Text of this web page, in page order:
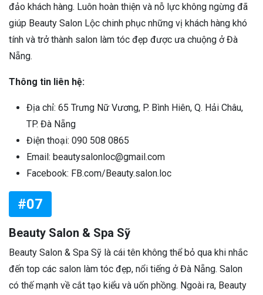
đảo khách hàng. Luôn hoàn thiện và nỗ lực không ngừng đã
giúp Beauty Salon Lộc chinh phục những vị khách hàng khó
tính và trở thành salon làm tóc đẹp được ưa chuộng ở Đà
Nẵng.
Thông tin liên hệ:
Địa chỉ: 65 Trưng Nữ Vương, P. Bình Hiên, Q. Hải Châu,
TP. Đà Nẵng
Điện thoại: 090 508 0865
Email: beautysalonloc@gmail.com
Facebook: FB.com/Beauty.salon.loc
#07
Beauty Salon & Spa Sỹ
Beauty Salon & Spa Sỹ là cái tên không thể bỏ qua khi nhắc
đến top các salon làm tóc đẹp, nổi tiếng ở Đà Nẵng. Salon
có thế mạnh về cắt tạo kiểu và uốn phồng. Ngoài ra, Beauty